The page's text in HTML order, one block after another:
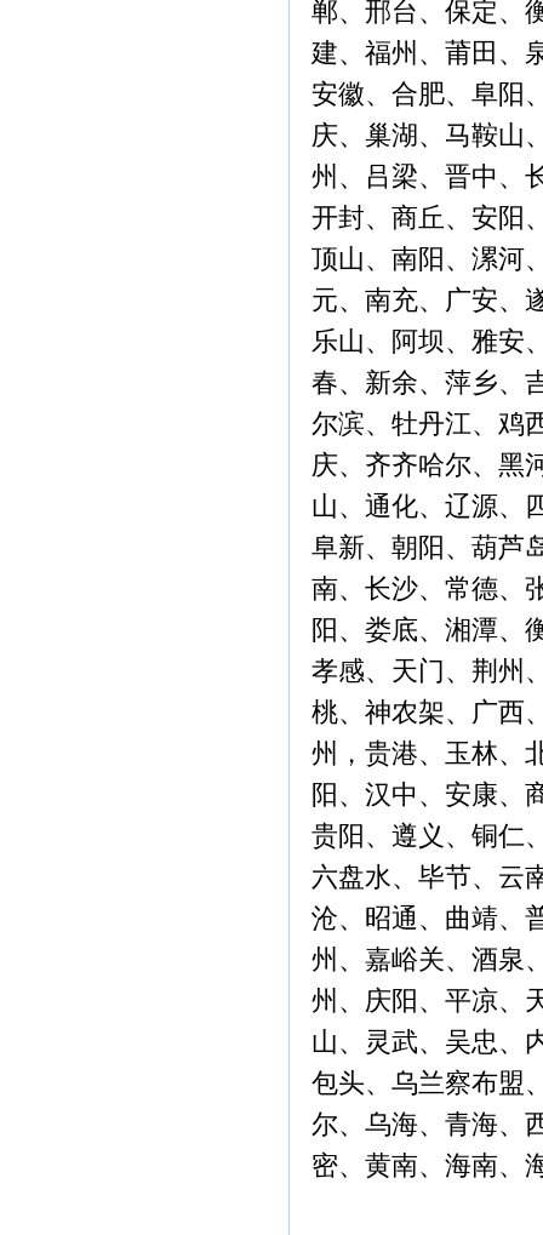
郸、邢台、保定、
建、福州、莆田、
安徽、合肥、阜阳
庆、巢湖、马鞍山
州、吕梁、晋中、
开封、商丘、安阳
顶山、南阳、漯河
元、南充、广安、
乐山、阿坝、雅安
春、新余、萍乡、
尔滨、牡丹江、鸡
庆、齐齐哈尔、黑
山、通化、辽源、
阜新、朝阳、葫芦
南、长沙、常德、
阳、娄底、湘潭、
孝感、天门、荆州
桃、神农架、广西
州，贵港、玉林、
阳、汉中、安康、
贵阳、遵义、铜仁
六盘水、毕节、云
沧、昭通、曲靖、
州、嘉峪关、酒泉
州、庆阳、平凉、
山、灵武、吴忠、
包头、乌兰察布盟
尔、乌海、青海、
密、黄南、海南、